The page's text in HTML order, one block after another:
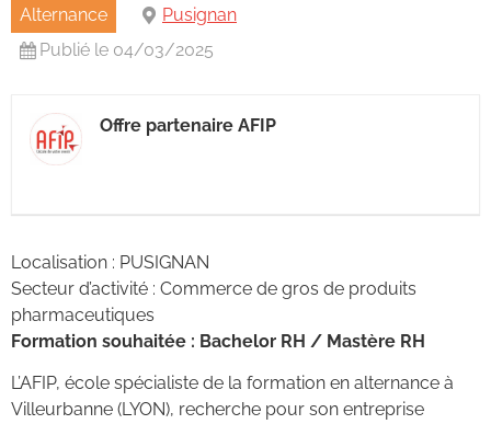
Alternance
Pusignan
Publié le 04/03/2025
Offre partenaire AFIP
Localisation : PUSIGNAN
Secteur d’activité : Commerce de gros de produits
pharmaceutiques
Formation souhaitée : Bachelor RH / Mastère RH
L’AFIP, école spécialiste de la formation en alternance à
Villeurbanne (LYON), recherche pour son entreprise